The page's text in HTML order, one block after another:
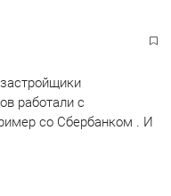
вести
неладное то
для людей будет
всего упадут
их рост и они
работали с
со Сбербанком . И